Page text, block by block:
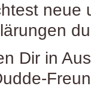
neue
Dir in